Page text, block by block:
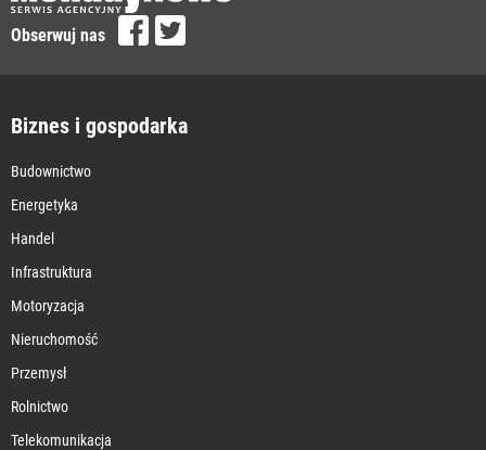
Obserwuj nas
Biznes i gospodarka
Budownictwo
Energetyka
Handel
Infrastruktura
Motoryzacja
Nieruchomość
Przemysł
Rolnictwo
Telekomunikacja